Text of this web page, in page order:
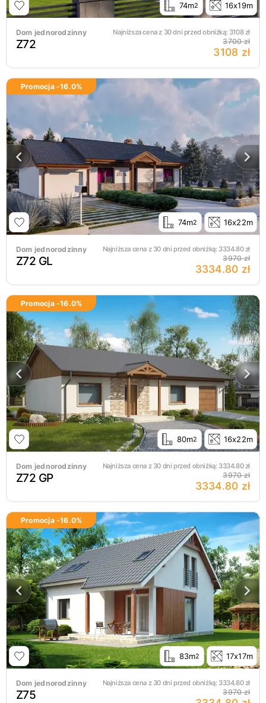
74m2 16x19m
Dom jednorodzinny Najniższa cena z 30 dni przed obniżką: 3108zł
Z72 3700 zł
3108 zł
Promocja -16.0%
74m2 16x22m
Dom jednorodzinny Najniższa cena z 30 dni przed obniżką: 3334.80zł
Z72 GL 3970 zł
3334.80 zł
Promocja -16.0%
80m2 16x22m
Dom jednorodzinny Najniższa cena z 30 dni przed obniżką: 3334.80zł
Z72 GP 3970 zł
3334.80 zł
Promocja -16.0%
83m2 17x17m
Dom jednorodzinny Najniższa cena z 30 dni przed obniżką: 3334.80zł
Z75 3970 zł